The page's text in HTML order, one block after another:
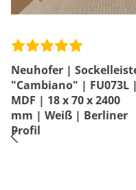
Neuhofer |
"Cambiano" | FU073L |
MDF | 18 x 70 x 2400
mm | Weiß | Berliner
Profil